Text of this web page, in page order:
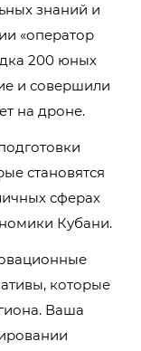
знаний и
«оператор
200 юных
и совершили
на дроне.
становятся
сферах
Кубани.
которые
Ваша